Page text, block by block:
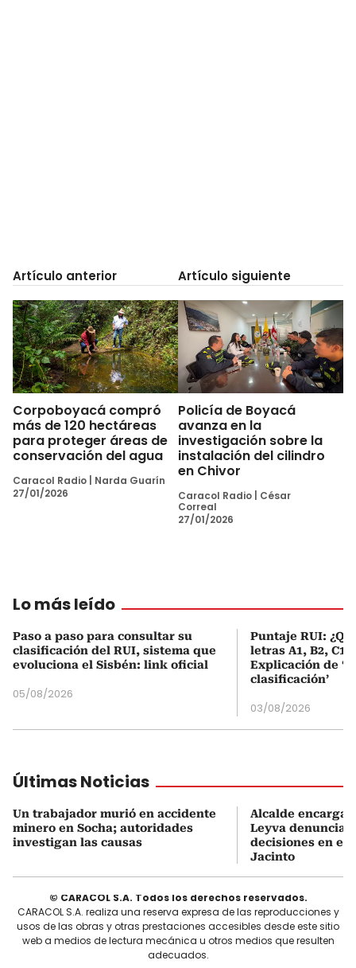
Artículo anterior
Corpoboyacá compró
más de 120 hectáreas
para proteger áreas de
conservación del agua
Caracol Radio
Narda Guarín
27/01/2026
Artículo siguiente
Policía de Boyacá
avanza en la
investigación sobre la
instalación del cilindro
en Chivor
Caracol Radio
César
Correal
27/01/2026
Lo más leído
Paso a paso para consultar su
clasificación del RUI, sistema que
evoluciona el Sisbén: link oficial
05/08/2026
Puntaje RUI:
letras A1, B2, C1
Explicación de
clasificación’
03/08/2026
Últimas Noticias
Un trabajador murió en accidente
minero en Socha; autoridades
investigan las causas
Alcalde
Leyva denuncia
decisiones en el
Jacinto
© CARACOL S.A. Todos los derechos reservados.
CARACOL S.A. realiza una reserva expresa de las reproducciones y
usos de las obras y otras prestaciones accesibles desde este sitio
web a medios de lectura mecánica u otros medios que resulten
adecuados.